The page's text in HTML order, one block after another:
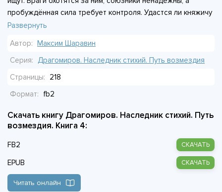
пробуждённая сила требует контроля. Удастся ли княжичу
выжить и отомстить, когда каждый шаг грозит раскрыть
Развернуть
Автор: Максим Шаравин
Серия: Драгомиров. Наследник стихий. Путь возмездия
Страницы:
218
Формат:
fb2
Скачать книгу Драгомиров. Наследник стихий. Путь
возмездия. Книга 4:
FB2 СКАЧАТЬ
EPUB СКАЧАТЬ
Читать онлайн